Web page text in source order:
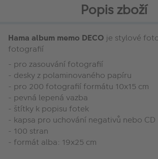
Popis zboží
Hama album memo DECO je stylové
fotografií
- pro zasouvání fotografií
- desky z polaminovaného papíru
- pro 200 fotografií formátu 10x15 cm
- pevná lepená vazba
- štítky k popisu fotek
- kapsa pro uchování negativů nebo CD
- 100 stran
- formát alba: 19x25 cm